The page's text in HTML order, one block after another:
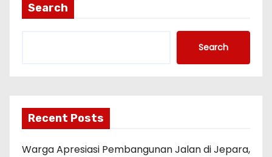
Search
Search
Recent Posts
Warga Apresiasi Pembangunan Jalan di Jepara,